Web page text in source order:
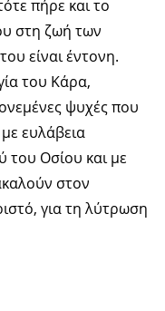
πήρε και το
στη ζωή των
είναι έντονη.
του Κάρα,
ψυχές που
ευλάβεια
του Οσίου και με
στον
για τη λύτρωση